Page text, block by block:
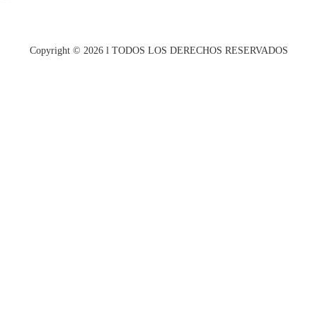
Copyright © 2026l TODOS LOS DERECHOS RESERVADOS